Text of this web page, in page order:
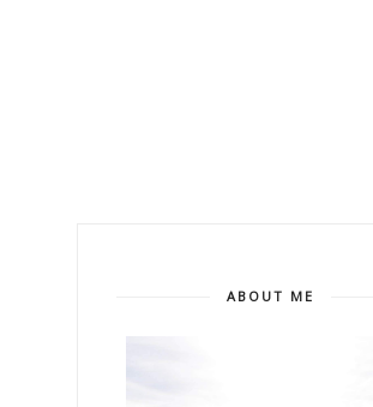
ABOUT ME